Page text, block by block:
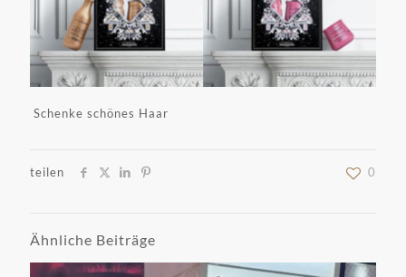
Schenke schönes Haar
teilen 0
Ähnliche Beiträge